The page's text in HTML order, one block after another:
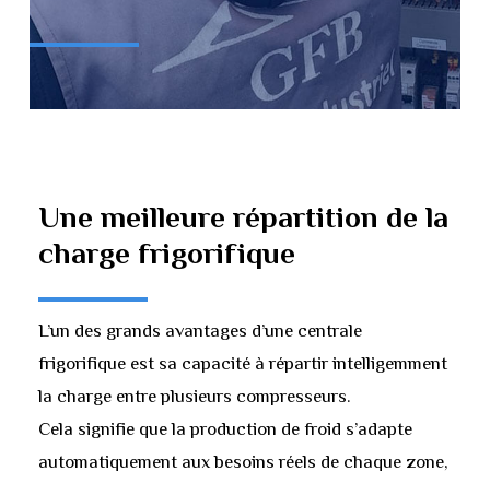
Une meilleure répartition de la
charge frigorifique
L’un des grands avantages d’une centrale
frigorifique est sa capacité à répartir intelligemment
la charge entre plusieurs compresseurs.
Cela signifie que la production de froid s’adapte
automatiquement aux besoins réels de chaque zone,